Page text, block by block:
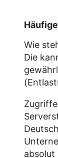
Wie
Die
absolut